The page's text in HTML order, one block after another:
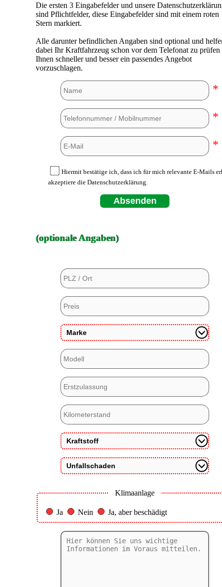
Die ersten 3 Eingabefelder und unsere
sind Pflichtfelder, diese Eingabefelder sind mit einem roten
Stern markiert.
Alle darunter befindlichen Angaben sind optional und
dabei Ihr Kraftfahrzeug schon vor dem Telefonat zu prüfen
Ihnen schneller und besser ein passendes Angebot
vorzuschlagen.
*
*
*
Hiermit bestätige ich, dass ich für mich relevante E-Mails
akzeptiere die Datenschutzerklärung.
Absenden
(optionale Angaben)
Klimaanlage
Ja Nein Ja, aber beschädigt